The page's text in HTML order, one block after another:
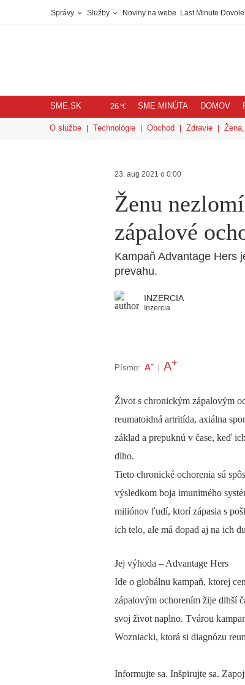
Správy Služby Noviny na webe Last Minute
SME.SK 26℃ SME MINÚTA DOMOV
O službe Technológie Obchod Zdravie
23. aug 2021 o 0:00
Ženu
zápalové
Kampaň Advantage Hers
prevahu.
INZERCIA
Inzercia
Písmo: A- A+
Život s chronickým zápalovým
reumatoidná artritída, axiálna
základ a prepuknú v čase, keď
dlho.
Tieto chronické ochorenia sú
výsledkom boja imunitného
miliónov ľudí, ktorí zápasia s
ich telo, ale má dopad aj na ich
Jej výhoda – Advantage Hers
Ide o globálnu kampaň, ktorej
zápalovým ochorením žije dlhší
svoj život naplno. Tvárou
Wozniacki, ktorá si diagnózu
Informujte sa. Inšpirujte sa.